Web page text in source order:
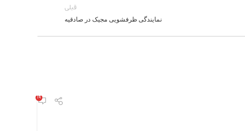
قبلی
نمایندگی ظرفشویی مجیک در صادقیه
۱۹